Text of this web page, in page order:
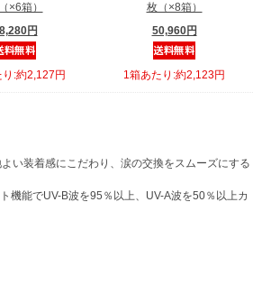
×6箱）
円
り:約2,127円
枚（×8箱）
50,960円
1箱あたり:約2,123円
い装着感にこだわり、涙の交換をスムーズにする
機能でUV-B波を95％以上、UV-A波を50％以上カ